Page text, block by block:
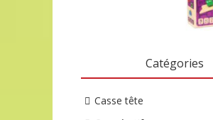
Catégories
Casse tête